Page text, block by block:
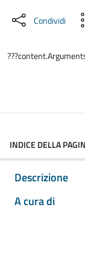
Condividi
INDICE DELLA
Descrizione
A cura di